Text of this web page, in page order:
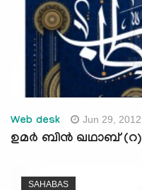
Web desk Jun 29, 2012
ഉമര്‍ ബിന്‍ ഖഥാബ് (റ)
SAHABAS